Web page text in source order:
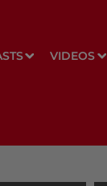
VIDEOS